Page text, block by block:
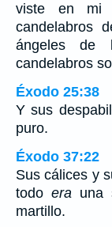
viste en mi
candelabros
ángeles de
candelabros
Éxodo 25:38
Y sus
puro.
Éxodo 37:22
Sus cálices y
todo erauna
martillo.